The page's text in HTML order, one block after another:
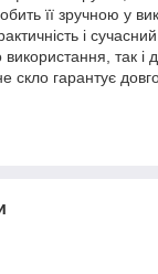
її зручною у
і
так і
гарантує